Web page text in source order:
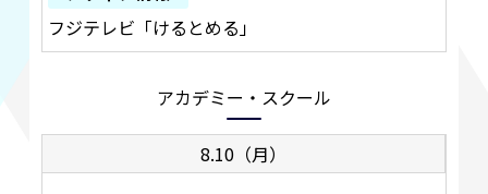
フジテレビ「けるとめる」
アカデミー・スクール
8.10（月）